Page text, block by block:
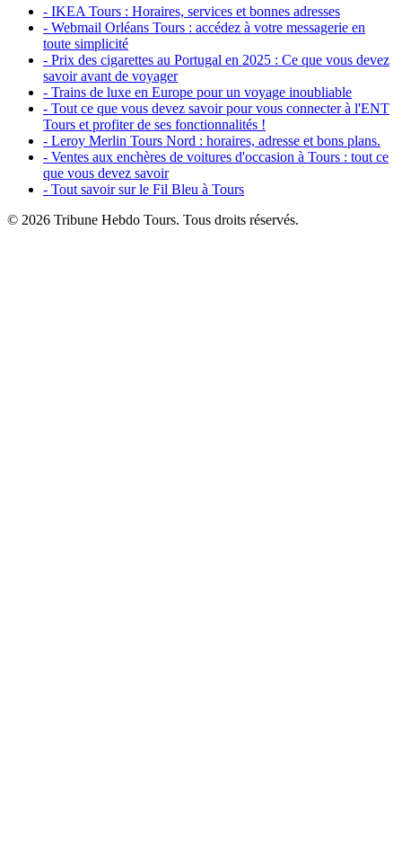
- IKEA Tours : Horaires, services et bonnes adresses
- Webmail Orléans Tours : accédez à votre messagerie en
toute simplicité
- Prix des cigarettes au Portugal en 2025 : Ce que vous devez
savoir avant de voyager
- Trains de luxe en Europe pour un voyage inoubliable
- Tout ce que vous devez savoir pour vous connecter à l'ENT
Tours et profiter de ses fonctionnalités !
- Leroy Merlin Tours Nord : horaires, adresse et bons plans.
- Ventes aux enchères de voitures d'occasion à Tours : tout ce
que vous devez savoir
- Tout savoir sur le Fil Bleu à Tours
© 2026 Tribune Hebdo Tours. Tous droits réservés.